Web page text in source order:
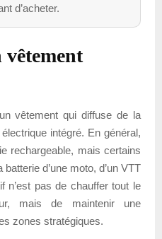
d’acheter.
vêtement
vêtement qui diffuse de la
intégré. En général,
rechargeable, mais certains
d’une moto, d’un VTT
n’est pas de chauffer tout le
mais de maintenir une
zones stratégiques.